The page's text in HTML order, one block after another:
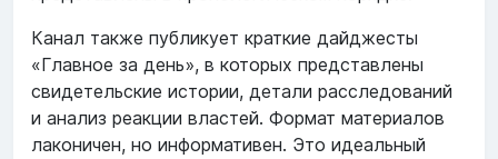
Канал также публикует краткие дайджесты
«Главное за день», в которых представлены
свидетельские истории, детали расследований
и анализ реакции властей. Формат материалов
лаконичен, но информативен. Это идеальный